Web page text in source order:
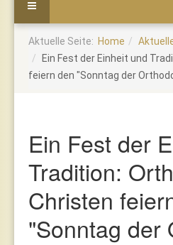
Aktuelle Seite: Home
Ein Fest der Einheit und
feiern den "Sonntag der
Ein Fest der
Tradition:
Christen
"Sonntag der